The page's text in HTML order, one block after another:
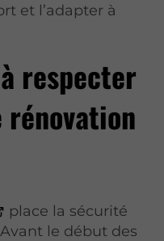
et l’adapter à
respecter
place la sécurité
le début des